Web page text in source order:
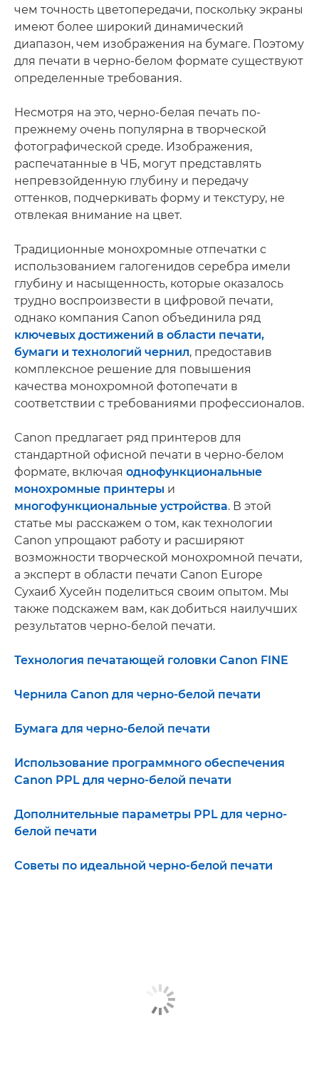
чем точность цветопередачи, поскольку экраны
имеют более широкий динамический
диапазон, чем изображения на бумаге. Поэтому
для печати в черно-белом формате существуют
определенные требования.
Несмотря на это, черно-белая печать по-
прежнему очень популярна в творческой
фотографической среде. Изображения,
распечатанные в ЧБ, могут представлять
непревзойденную глубину и передачу
оттенков, подчеркивать форму и текстуру, не
отвлекая внимание на цвет.
Традиционные монохромные отпечатки с
использованием галогенидов серебра имели
глубину и насыщенность, которые оказалось
трудно воспроизвести в цифровой печати,
однако компания Canon объединила ряд
ключевых достижений в области печати,
бумаги и технологий чернил, предоставив
комплексное решение для повышения
качества монохромной фотопечати в
соответствии с требованиями профессионалов.
Canon предлагает ряд принтеров для
стандартной офисной печати в черно-белом
формате, включая однофункциональные
монохромные принтеры и
многофункциональные устройства. В этой
статье мы расскажем о том, как технологии
Canon упрощают работу и расширяют
возможности творческой монохромной печати,
а эксперт в области печати Canon Europe
Сухаиб Хусейн поделиться своим опытом. Мы
также подскажем вам, как добиться наилучших
результатов черно-белой печати.
Технология печатающей головки Canon FINE
Чернила Canon для черно-белой печати
Бумага для черно-белой печати
Использование программного обеспечения
Canon PPL для черно-белой печати
Дополнительные параметры PPL для черно-
белой печати
Советы по идеальной черно-белой печати